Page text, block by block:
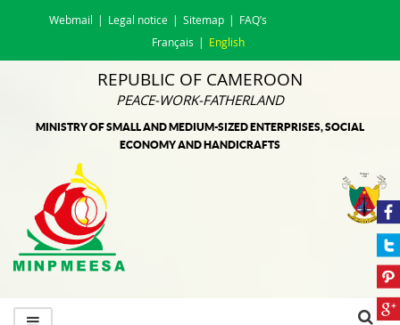
Webmail Legal notice Sitemap
FAQ’s
Français
English
REPUBLIC OF CAMEROON
PEACE-WORK-FATHERLAND
MINISTRY OF SMALL AND MEDIUM-SIZED ENTERPRISES, SOCIAL
ECONOMY AND HANDICRAFTS